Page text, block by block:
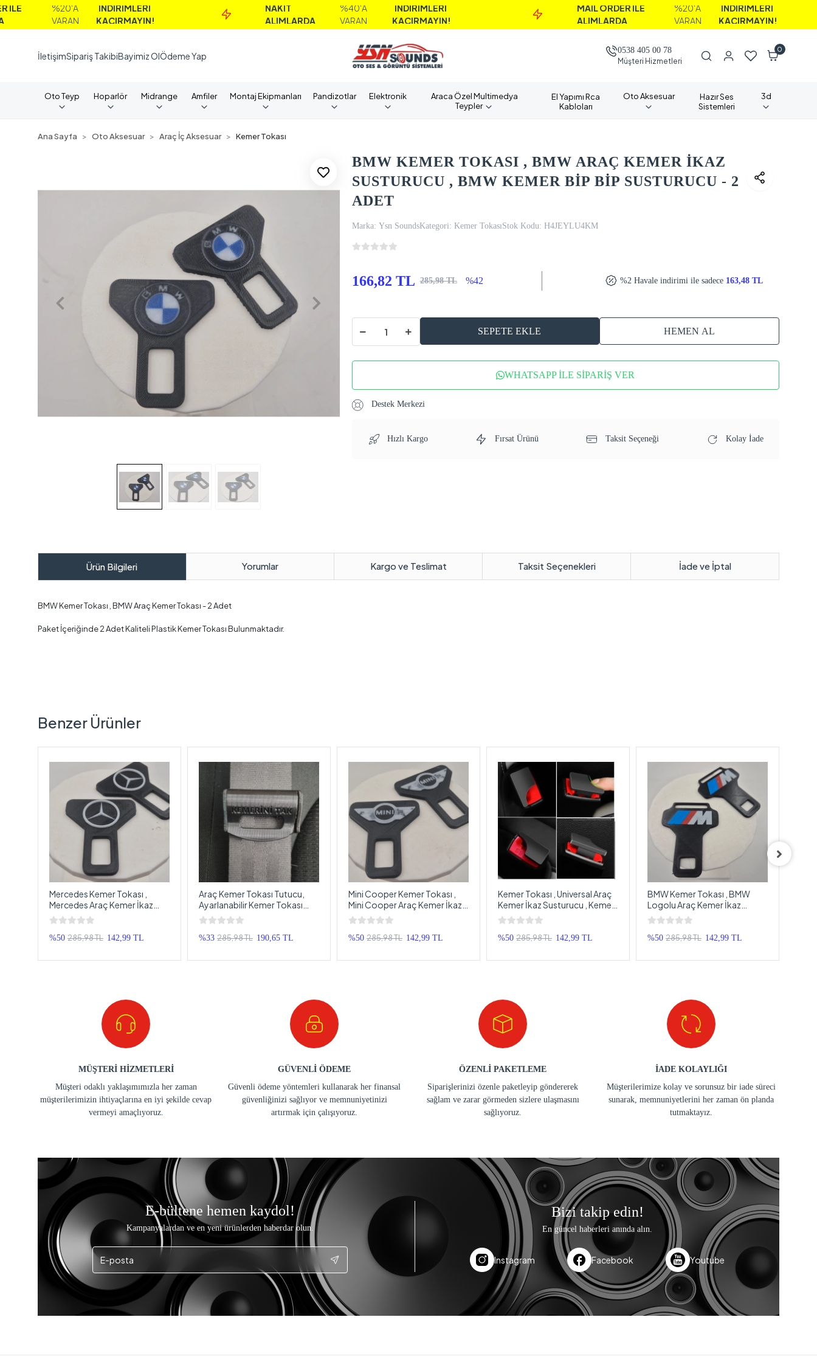
%20'A
İNDİRİMLERİ
KAÇIRMAYIN!
NAKİT
ALIMLARDA
VARAN
İNDİRİMLERİ
KAÇIRMAYIN!
MAİL ORDER İLE
ALIMLARDA
%20'A
İNDİRİMLERİ
KAÇIRMAYIN!
İletişimSipariş TakibiBayimiz OlÖdeme Yap
0538 405 00 78
Müşteri Hizmetleri
0
Oto Teyp Hoparlör Midrange Amfiler Montaj Ekipmanları Pandizotlar Elektronik
Araca Özel Multimedya
Teypler
El Yapımı Rca
Kabloları
Oto Aksesuar
Hazır Ses
Sistemleri
3d
Ana Sayfa Oto Aksesuar Araç İç Aksesuar Kemer Tokası
BMW KEMER TOKASI , BMW ARAÇ KEMER İKAZ
SUSTURUCU , BMW KEMER BİP BİP SUSTURUCU - 2
ADET
Marka: Ysn SoundsKategori: Kemer TokasıStok Kodu: H4JEYLU4KM
166,82 TL 285,98 TL %42 %2 Havale indirimi ile sadece 163,48 TL
SEPETE EKLE HEMEN AL
WHATSAPP İLE SİPARİŞ VER
Destek Merkezi
Hızlı Kargo Fırsat Ürünü Taksit Seçeneği Kolay İade
Ürün Bilgileri Yorumlar Kargo ve Teslimat Taksit Seçenekleri İade ve İptal
BMW Kemer Tokası , BMW Araç Kemer Tokası - 2 Adet
Paket İçeriğinde 2 Adet Kaliteli Plastik Kemer Tokası Bulunmaktadır.
Benzer Ürünler
Mercedes Kemer Tokası ,
Mercedes Araç Kemer İkaz
Susturucu , Mercedes Kemer
Bip Bip Susturucu - 2 Adet
%50 285,98 TL 142,99 TL
Araç Kemer Tokası Tutucu,
Ayarlanabilir Kemer Tokası
Klipsi , Kemer Tokası
Sabitleyici - 2 Adet
%33 285,98 TL 190,65 TL
Mini Cooper Kemer Tokası ,
Mini Cooper Araç Kemer İkaz
Susturucu , Mini Cooper
Kemer Bip Bip Susturucu - 2
Adet
%50 285,98 TL 142,99 TL
Kemer Tokası , Universal Araç
Kemer İkaz Susturucu , Kemer
Bip Bip Susturucu - 2 Adet
%50 285,98 TL 142,99 TL
BMW Kemer Tokası , BMW
Logolu Araç Kemer İkaz
Susturucu , Kemer Bip Bip
Susturucu - 2 Adet
%50 285,98 TL 142,99 TL
MÜŞTERİ HİZMETLERİ
Müşteri odaklı yaklaşımımızla her zaman
müşterilerimizin ihtiyaçlarına en iyi şekilde cevap
vermeyi amaçlıyoruz.
GÜVENLİ ÖDEME
Güvenli ödeme yöntemleri kullanarak her finansal
güvenliğinizi sağlıyor ve memnuniyetinizi
artırmak için çalışıyoruz.
ÖZENLİ PAKETLEME
Siparişlerinizi özenle paketleyip göndererek
sağlam ve zarar görmeden sizlere ulaşmasını
sağlıyoruz.
İADE KOLAYLIĞI
Müşterilerimize kolay ve sorunsuz bir iade süreci
sunarak, memnuniyetlerini her zaman ön planda
tutmaktayız.
E-bültene hemen kaydol!
Kampanyalardan ve en yeni ürünlerden haberdar olun.
Bizi takip edin!
En güncel haberleri anında alın.
Instagram Facebook Youtube